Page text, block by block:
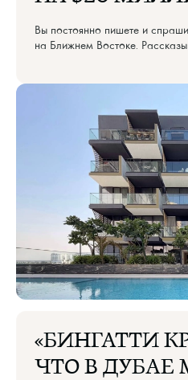
Вы постоянно пишете и
на Ближнем Востоке.
«БИНГАТТИ
ЧТО В